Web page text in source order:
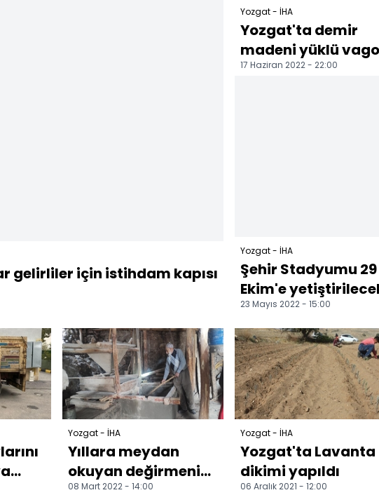
gelirliler için istihdam kapısı
Yozgat - İHA
Yozgat'ta demir
madeni yüklü
devrildi
17 Haziran 2022 - 22:00
Yozgat - İHA
Şehir Stadyumu 29
Ekim'e
23 Mayıs 2022 - 15:00
Yozgat - İHA
Yıllara meydan
okuyan değirmenin
çarkları hala
08 Mart 2022 - 14:00
Yozgat - İHA
Yozgat'ta Lavanta
dikimi yapıldı
06 Aralık 2021 - 12:00